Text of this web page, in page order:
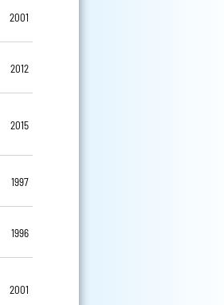
2001
2012
2015
1997
1996
2001